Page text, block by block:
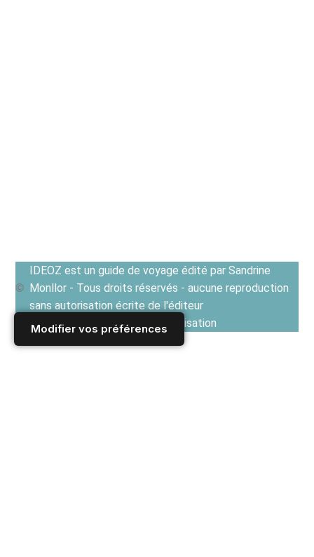
Modifier vos préférences
IDEOZ est un guide de voyage édité par Sandrine
Monllor - Tous droits réservés - aucune reproduction
sans autorisation écrite de l'éditeur
Voir les Conditions générales d'utilisation